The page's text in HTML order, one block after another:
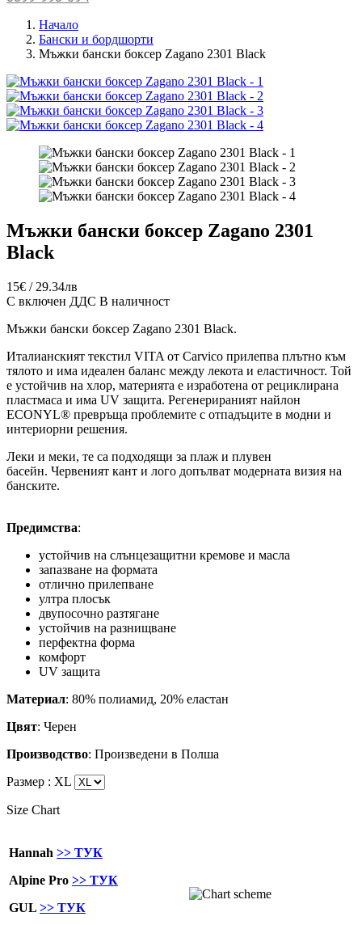
Начало
Бански и бордшорти
Мъжки бански боксер Zagano 2301 Black
Мъжки бански боксер Zagano 2301
Black
15€ / 29.34лв
С включен ДДС В наличност
Мъжки бански боксер Zagano 2301 Black.
Италианският текстил VITA от Carvico прилепва плътно към
тялото и има идеален баланс между лекота и еластичност. Той
е устойчив на хлор, материята е изработена от рециклирана
пластмаса и има UV защита. Регенерираният найлон
ECONYL® превръща проблемите с отпадъците в модни и
интериорни решения.
Леки и меки, те са подходящи за плаж и плувен
басейн. Червеният кант и лого допълват модерната визия на
банските.
Предимства:
устойчив на слънцезащитни кремове и масла
запазване на формата
отлично прилепване
ултра плосък
двупосочно разтягане
устойчив на разнищване
перфектна форма
комфорт
UV защита
Материал: 80% полиамид, 20% еластан
Цвят: Черен
Производство: Произведени в Полша
Размер : XL
Size Chart
Hannah >> ТУК
Alpine Pro >> ТУК
GUL >> ТУК